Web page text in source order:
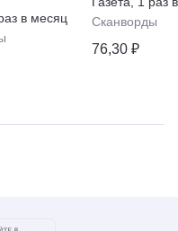
в месяц
Сканворды
76,30 ₽